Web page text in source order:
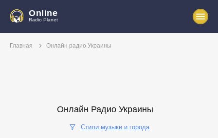
Online
Radio Planet
Главная Онлайн радио Украины
Онлайн Радио Украины
Стили музыки и города